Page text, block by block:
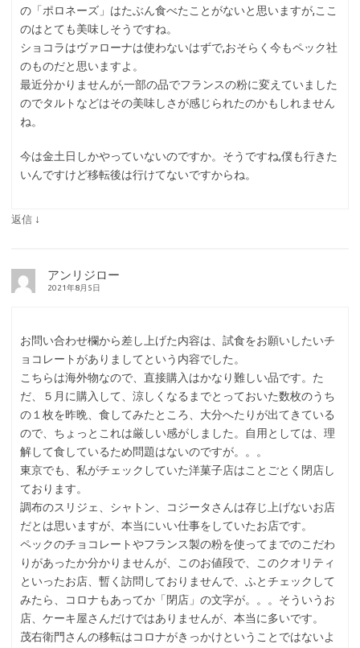
の「ポロネーズ」はたぶん食べたことがないと思いますが,ここ
のはとても美味しそうですね。
ショコラはヴァローナは使わないはずで,おそらく今もペック社
のものだと思いますよ。
最近分かりませんが,一部の品でフランスの粉に変えていました
のでタルトなどはその美味しさが感じられたのかもしれません
ね。
今は金土日しかやっていないのですか。そうですね,僕も行きた
いんですけど移転後は行けてないですからね。
返信 ↓
アンリジロー
2021年8月5日
お問い合わせ欄から差し上げた内容は、試食をお願いしたいチ
ョコレートがありましてという内容でした。
こちらは海外物なので、直接購入はかなり難しい品です。た
だ、５月に購入して、涼しくなるまでとっておいた数枚のうち
の１枚を昨晩、食してみたところ、大分へたりが出てきている
ので、ちょっとこれは厳しい感がしました。自用としては、理
解して食しているため問題はないのですが。。。
東京でも、私がチェックしていた洋菓子店はことごとく閉店し
ております。
調布のスリジェ、シャトン、コジータさんは存じ上げないお店
だとは思いますが、本当にいい仕事をしていたお店です。
ペックのチョコレートやフランス製の粉を使ってまでのこだわ
りがあったか分かりませんが、このお値段で、このクオリティ
といったお店、暫く訪問しておりませんで、ふとチェックして
みたら、コロナもあってか「閉店」の文字が。。。そういうお
店、ケーキ屋さんだけではありませんが、本当に多いです。
茂右衛門さんの移転はコロナがきっかけということではないよ